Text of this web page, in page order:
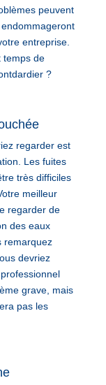
peuvent
entreprise.
temps de
?
regarder est
Les fuites
très difficiles
meilleur
regarder de
des eaux
remarquez
devriez
grave, mais
pas les